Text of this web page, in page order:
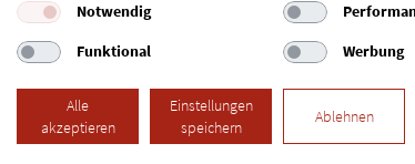
Weitere Stadtteile in Berlin:
Adlershof
Altglienicke|Amalienhof
Blankenfelde|Bohnsdorf|Borsigwalde|Britz|Buch|
Europacity
| Falkenhagener Feld|
Frohnau|Gatow |Gropiusstadt|Grünau|Grunewald
Notwendig
Funktional
Werbung
Alle
akzeptieren
Einstellungen
speichern
Ablehnen